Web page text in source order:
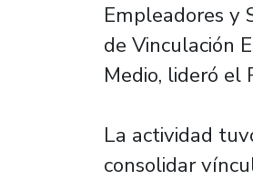
Empleadores y
de Vinculación
Medio, lideró el
La actividad
consolidar